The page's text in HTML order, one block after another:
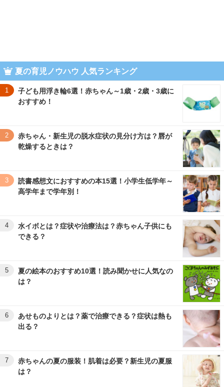
夏の育児ノウハウ 人気ランキング
1
子ども用浮き輪6選！赤ちゃん～1歳・2歳・3歳に
おすすめ！
2
赤ちゃん・新生児の脱水症状の見分け方は？唇が
乾燥するときは？
3
読書感想文におすすめの本15選！小学生低学年～
高学年まで学年別！
4
水イボとは？症状や治療法は？赤ちゃん子供にも
できる？
5
夏の絵本のおすすめ10選！読み聞かせに人気なの
は？
6
あせものよりとは？薬で治療できる？症状は熱も
出る？
7
赤ちゃんの夏の服装！肌着は必要？新生児の夏服
は？